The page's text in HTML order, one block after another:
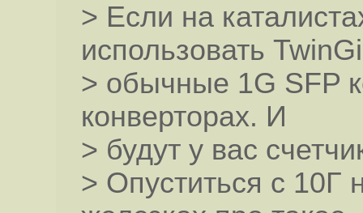
> Если на
использовать
> обычные 1G SFP
конверторах. И
> будут у вас
> Опуститься с 10Г